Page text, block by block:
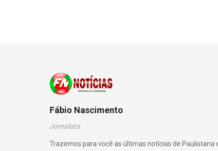
Fábio Nascimento
Jornalista
Trazemos para você as últimas notícias de Paulistana